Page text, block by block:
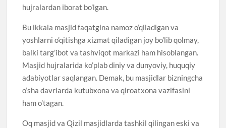
hujralardan iborat bo’lgan.
Bu ikkala masjid faqatgina namoz o’qiladigan va
yoshlarni o’qitishga xizmat qiladigan joy bo’lib qolmay,
balki targ’ibot va tashviqot markazi ham hisoblangan.
Masjid hujralarida ko’plab diniy va dunyoviy, huquqiy
adabiyotlar saqlangan. Demak, bu masjidlar bizningcha
o’sha davrlarda kutubxona va qiroatxona vazifasini
ham o’tagan.
Oq masjid va Qizil masjidlarda tashkil qilingan eski va